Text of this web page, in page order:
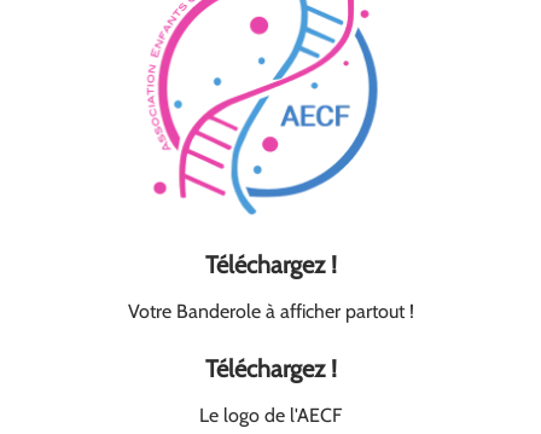
Téléchargez !
Votre Banderole à afficher partout!
Téléchargez !
Le logo de l'AECF